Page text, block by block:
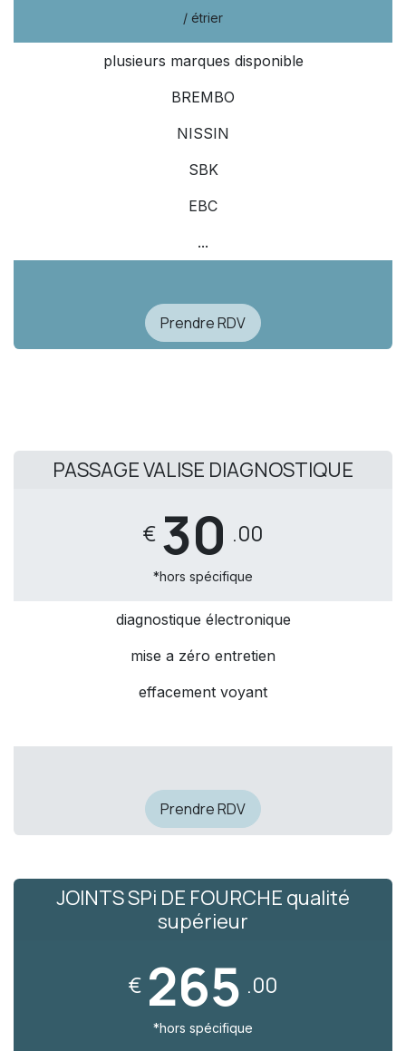
/ étrier
plusieurs marques disponible
BREMBO
NISSIN
SBK
EBC
...
Prendre RDV
PASSAGE VALISE DIAGNOSTIQUE
€ 30 .00
​*hors spécifique
diagnostique électronique
mise a zéro entretien
effacement voyant
Prendre RDV
JOINTS SPi DE FOURCHE qualité
supérieur
€ 265 .00
*hors spécifique​